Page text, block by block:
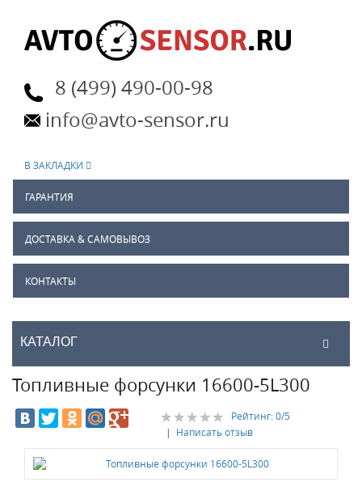
8 (499) 490-00-98
info@avto-sensor.ru
В ЗАКЛАДКИ
ГАРАНТИЯ
ДОСТАВКА & САМОВЫВОЗ
КОНТАКТЫ
КАТАЛОГ
Топливные форсунки 16600-5L300
Рейтинг:0/5
| Написать отзыв